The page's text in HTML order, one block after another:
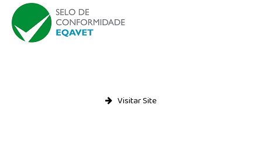
Visitar Site